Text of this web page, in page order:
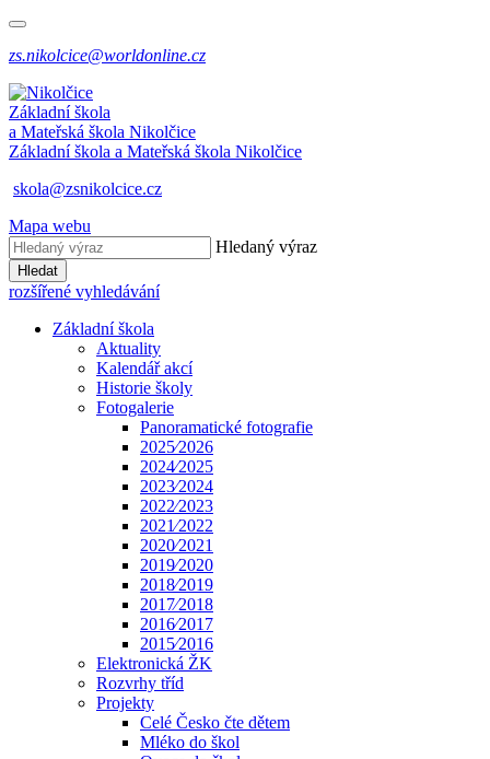
zs.nikolcice@worldonline.cz
Základní škola
a Mateřská škola Nikolčice
Základní škola a Mateřská škola Nikolčice
skola@zsnikolcice.cz
Mapa webu
Hledaný výraz
Hledat
rozšířené vyhledávání
Základní škola
Aktuality
Kalendář akcí
Historie školy
Fotogalerie
Panoramatické fotografie
2025⁄2026
2024⁄2025
2023⁄2024
2022⁄2023
2021⁄2022
2020⁄2021
2019⁄2020
2018⁄2019
2017⁄2018
2016⁄2017
2015⁄2016
Elektronická ŽK
Rozvrhy tříd
Projekty
Celé Česko čte dětem
Mléko do škol